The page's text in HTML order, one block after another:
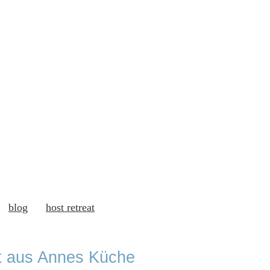
blog host retreat
aus Annes Küche